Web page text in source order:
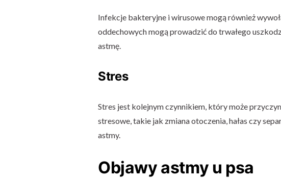
Infekcje bakteryjne i wirusowe mogą również
oddechowych mogą prowadzić do trwałego
astmę.
Stres
Stres jest kolejnym czynnikiem, który może
stresowe, takie jak zmiana otoczenia, hałas czy
astmy.
Objawy astmy u psa